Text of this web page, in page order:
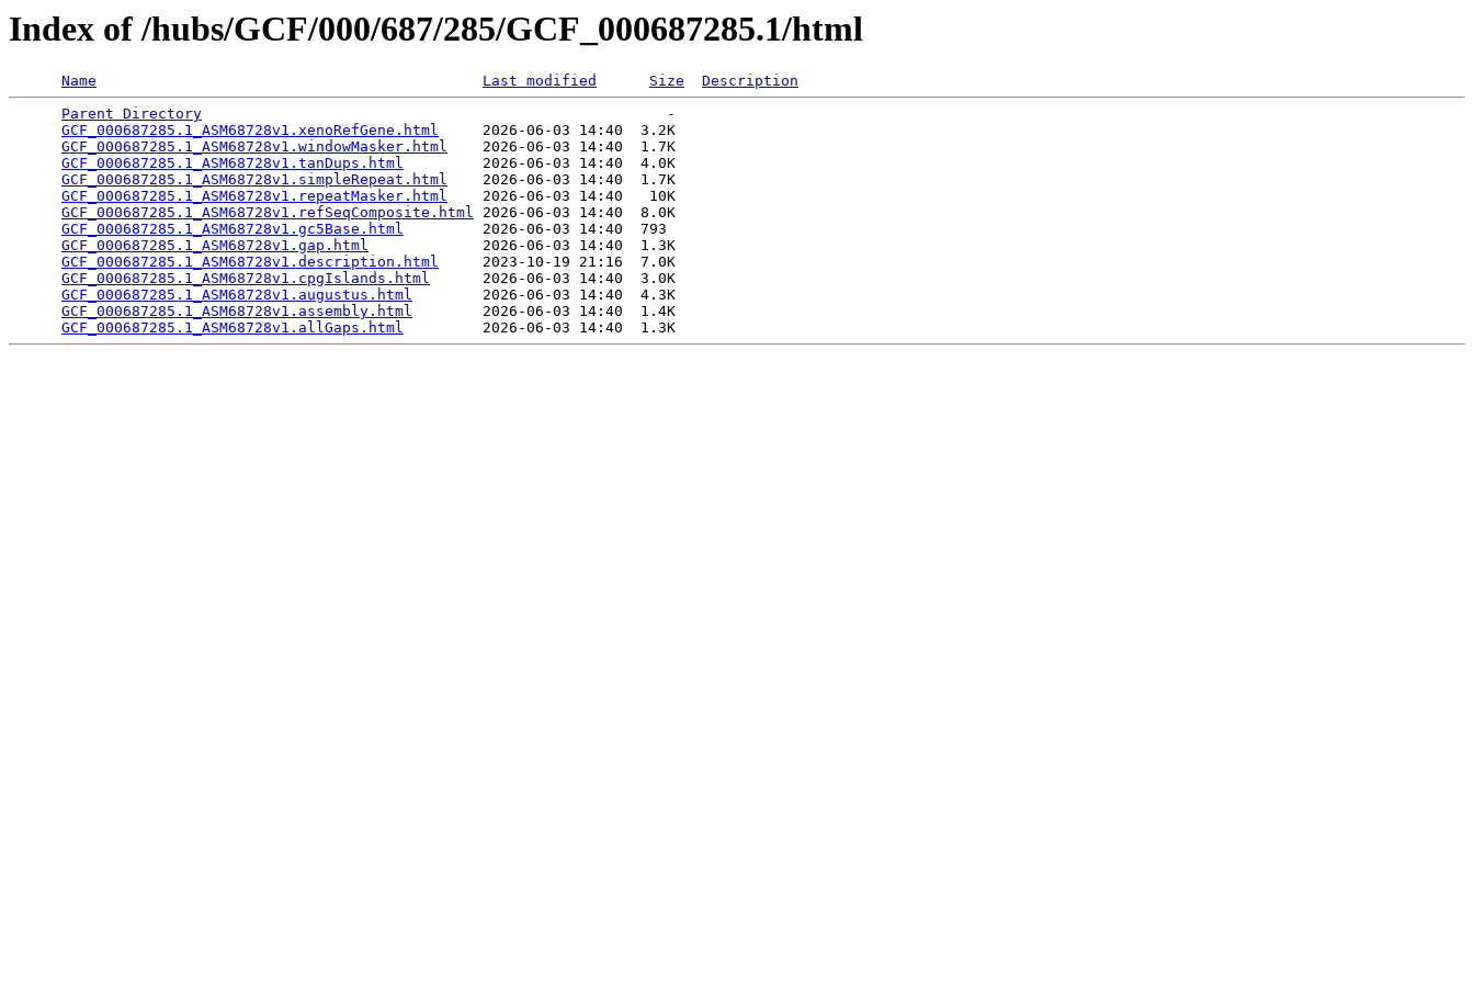
Index of /hubs/GCF/000/687/285/GCF_000687285.1/html
Name Last modified Size
Description
Parent Directory
                                                     -
GCF_000687285.1_ASM68728v1.xenoRefGene.html
     2026-06-03 14:40  3.2K
GCF_000687285.1_ASM68728v1.windowMasker.html
    2026-06-03 14:40  1.7K
GCF_000687285.1_ASM68728v1.tanDups.html
         2026-06-03 14:40  4.0K
GCF_000687285.1_ASM68728v1.simpleRepeat.html
    2026-06-03 14:40  1.7K
GCF_000687285.1_ASM68728v1.repeatMasker.html
    2026-06-03 14:40   10K
GCF_000687285.1_ASM68728v1.refSeqComposite.html 2026-06-03 14:40  8.0K
GCF_000687285.1_ASM68728v1.gc5Base.html
         2026-06-03 14:40  793
GCF_000687285.1_ASM68728v1.gap.html
             2026-06-03 14:40  1.3K
GCF_000687285.1_ASM68728v1.description.html
     2023-10-19 21:16  7.0K
GCF_000687285.1_ASM68728v1.cpgIslands.html
      2026-06-03 14:40  3.0K
GCF_000687285.1_ASM68728v1.augustus.html
        2026-06-03 14:40  4.3K
GCF_000687285.1_ASM68728v1.assembly.html
        2026-06-03 14:40  1.4K
GCF_000687285.1_ASM68728v1.allGaps.html